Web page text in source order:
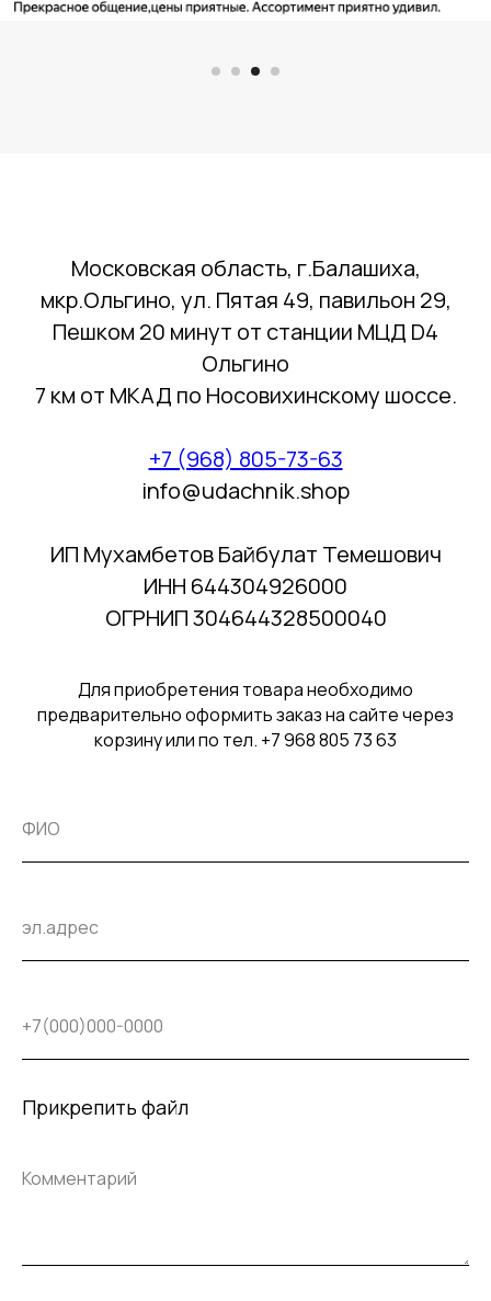
Московская область, г.Балашиха,
мкр.Ольгино, ул. Пятая 49, павильон 29,
Пешком 20 минут от станции МЦД D4
Ольгино
7 км от МКАД по Носовихинскому шоссе.
+7 (968) 805-73-63
info@udachnik.shop
ИП Мухамбетов Байбулат Темешович
ИНН 644304926000
ОГРНИП 304644328500040
Для приобретения товара необходимо
предварительно оформить заказ на сайте через
корзину или по тел. +7 968 805 73 63
Прикрепить файл